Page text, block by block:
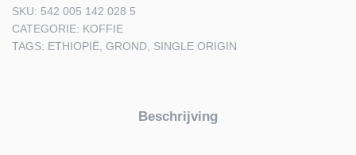
GUJI
quantity
SKU: 542 005 142 028 5
CATEGORIE: KOFFIE
TAGS: ETHIOPIË GROND SINGLE ORIGIN
Beschrijving